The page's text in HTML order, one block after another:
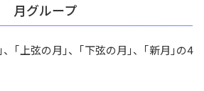
月グループ
｢上弦の月｣、｢下弦の月｣、｢新月｣の4